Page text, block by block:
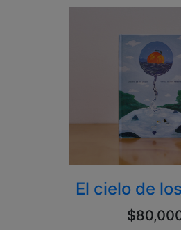
El cielo de